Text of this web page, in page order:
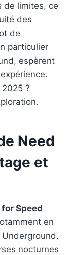
de limites, ce
des
de
particulier
espèrent
?
Need
et
for Speed
en
nocturnes